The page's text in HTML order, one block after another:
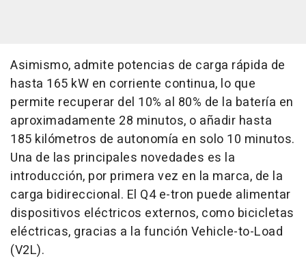
Asimismo, admite potencias de carga rápida de
hasta 165 kW en corriente continua, lo que
permite recuperar del 10% al 80% de la batería en
aproximadamente 28 minutos, o añadir hasta
185 kilómetros de autonomía en solo 10 minutos.
Una de las principales novedades es la
introducción, por primera vez en la marca, de la
carga bidireccional. El Q4 e-tron puede alimentar
dispositivos eléctricos externos, como bicicletas
eléctricas, gracias a la función Vehicle-to-Load
(V2L).